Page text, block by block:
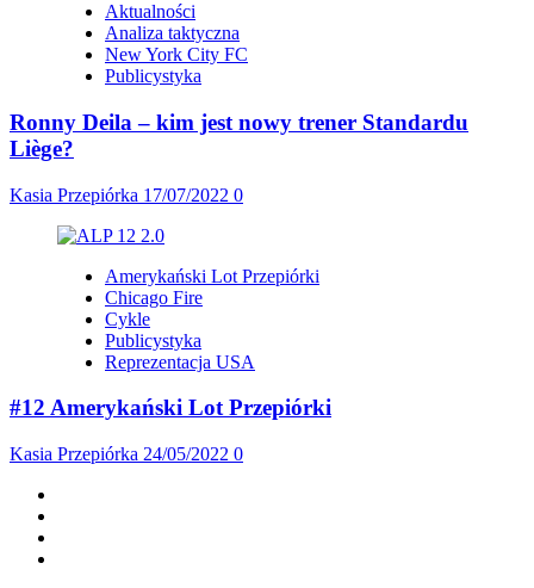
Aktualności
Analiza taktyczna
New York City FC
Publicystyka
Ronny Deila – kim jest nowy trener Standardu
Liège?
Kasia Przepiórka 17/07/2022 0
Amerykański Lot Przepiórki
Chicago Fire
Cykle
Publicystyka
Reprezentacja USA
#12 Amerykański Lot Przepiórki
Kasia Przepiórka 24/05/2022 0